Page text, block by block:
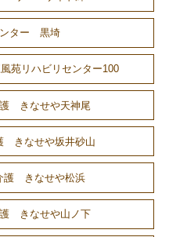
ンター 黒埼
苑リハビリセンター100
きなせや天神尾
きなせや坂井砂山
護 きなせや松浜
きなせや山ノ下